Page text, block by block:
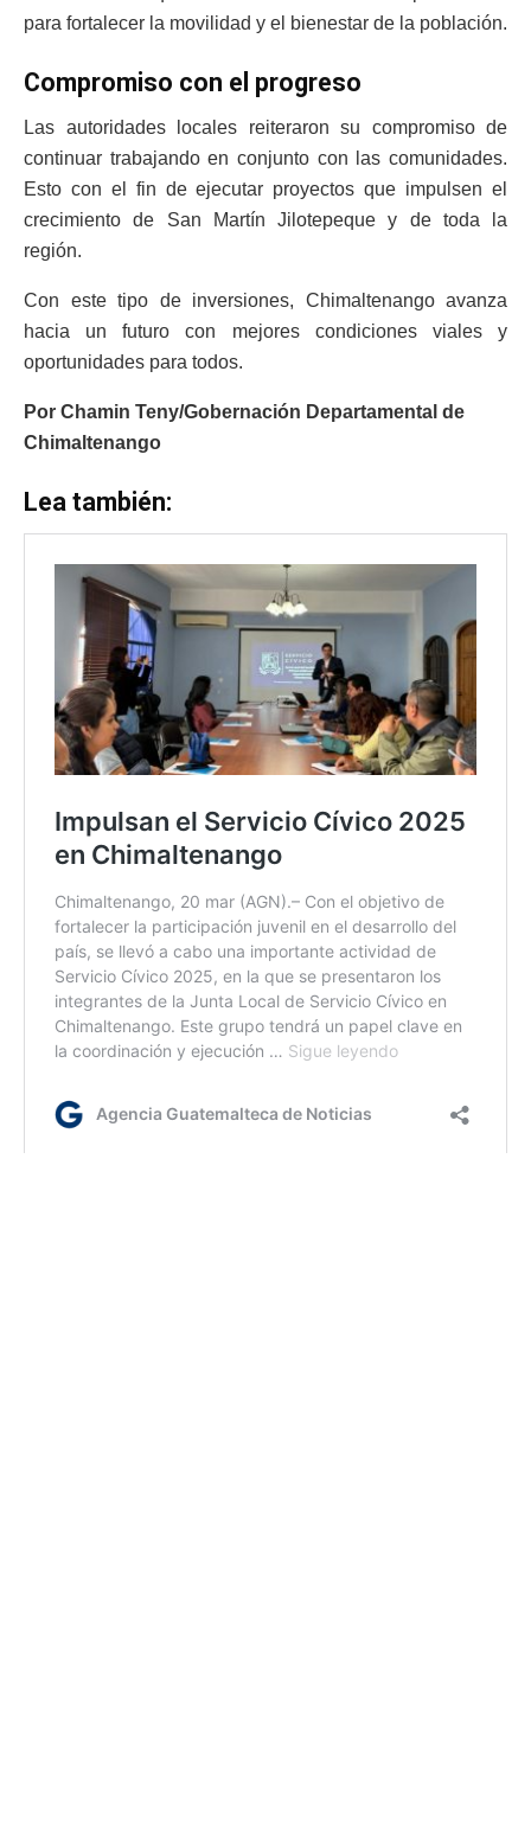
para fortalecer la movilidad y el bienestar de la población.
Compromiso con el progreso
Las autoridades locales reiteraron su compromiso de
continuar trabajando en conjunto con las comunidades.
Esto con el fin de ejecutar proyectos que impulsen el
crecimiento de San Martín Jilotepeque y de toda la
región.
Con este tipo de inversiones, Chimaltenango avanza
hacia un futuro con mejores condiciones viales y
oportunidades para todos.
Por Chamin Teny/Gobernación Departamental de
Chimaltenango
Lea también: